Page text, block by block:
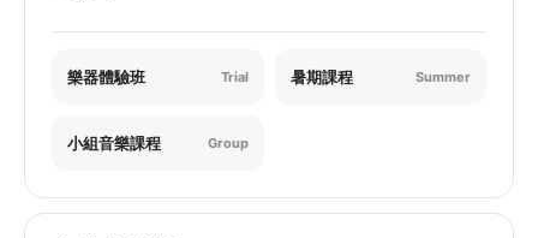
樂器體驗班 Trial 暑期課程 Summer
小組音樂課程 Group